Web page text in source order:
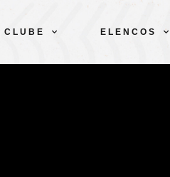
CLUBE ELENCOS